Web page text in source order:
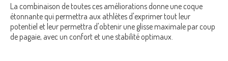
La combinaison de toutes ces améliorations donne une coque
étonnante qui permettra aux athlètes d'exprimer tout leur
potentiel et leur permettra d'obtenir une glisse maximale par coup
de pagaie, avec un confort et une stabilité optimaux.